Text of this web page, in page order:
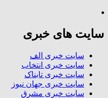
سایت های خبری
سایت خبری الف
سایت خبری انتخاب
سایت خبری تابناک
سایت خبری جهان نیوز
سایت خبری مشرق